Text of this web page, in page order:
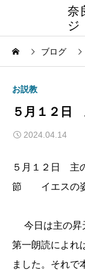
奈
ジ
ブログ
お説教
５月１２日
2024.04.14
５月１２日 主
節 イエスの姿
今日は主の昇
第一朗読によれ
ました。それで